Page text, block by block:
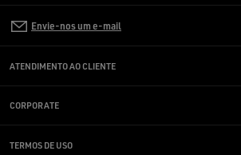
Envie-nos um e-mail
ATENDIMENTO AO CLIENTE
CORPORATE
TERMOS DE USO